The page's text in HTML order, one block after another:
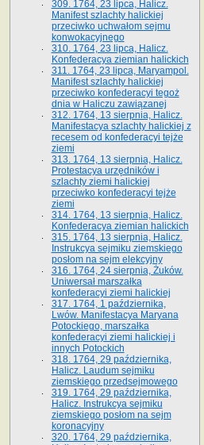
309. 1764, 23 lipca, Halicz.
Manifest szlachty halickiej
przeciwko uchwałom sejmu
konwokacyjnego
310. 1764, 23 lipca, Halicz.
Konfederacya ziemian halickich
311. 1764, 23 lipca, Maryampol.
Manifest szlachty halickiej
przeciwko konfederacyi tegoż
dnia w Haliczu zawiązanej
312. 1764, 13 sierpnia, Halicz.
Manifestacya szlachty halickiej z
recesem od konfederacyi tejże
ziemi
313. 1764, 13 sierpnia, Halicz.
Protestacya urzędników i
szlachty ziemi halickiej
przeciwko konfederacyi tejże
ziemi
314. 1764, 13 sierpnia, Halicz.
Konfederacya ziemian halickich
315. 1764, 13 sierpnia, Halicz.
Instrukcya sejmiku ziemskiego
posłom na sejm elekcyjny
316. 1764, 24 sierpnia, Żuków.
Uniwersał marszałka
konfederacyi ziemi halickiej
317. 1764, 1 października,
Lwów. Manifestacya Maryana
Potockiego, marszałka
konfederacyi ziemi halickiej i
innych Potockich
318. 1764, 29 października,
Halicz. Laudum sejmiku
ziemskiego przedsejmowego
319. 1764, 29 października,
Halicz. Instrukcya sejmiku
ziemskiego posłom na sejm
koronacyjny
320. 1764, 29 października,